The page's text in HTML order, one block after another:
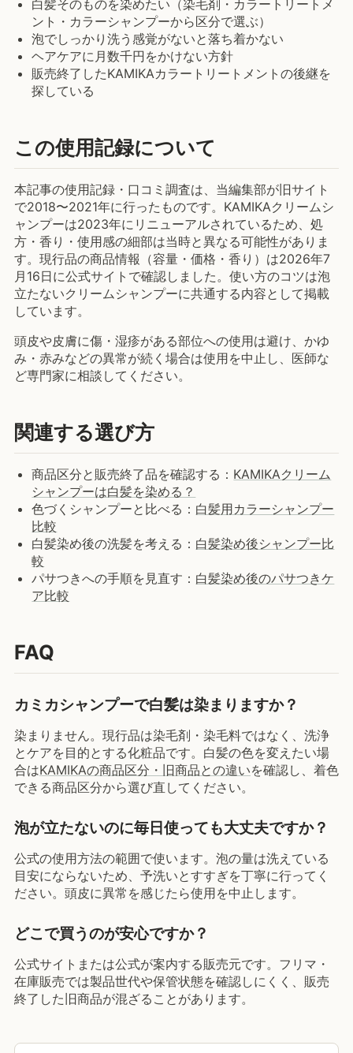
白髪そのものを染めたい（染毛剤・カラートリートメ
ント・カラーシャンプーから区分で選ぶ）
泡でしっかり洗う感覚がないと落ち着かない
ヘアケアに月数千円をかけない方針
販売終了したKAMIKAカラートリートメントの後継を
探している
この使用記録について
本記事の使用記録・口コミ調査は、当編集部が旧サイト
で2018〜2021年に行ったものです。KAMIKAクリームシ
ャンプーは2023年にリニューアルされているため、処
方・香り・使用感の細部は当時と異なる可能性がありま
す。現行品の商品情報（容量・価格・香り）は2026年7
月16日に公式サイトで確認しました。使い方のコツは泡
立たないクリームシャンプーに共通する内容として掲載
しています。
頭皮や皮膚に傷・湿疹がある部位への使用は避け、かゆ
み・赤みなどの異常が続く場合は使用を中止し、医師な
ど専門家に相談してください。
関連する選び方
商品区分と販売終了品を確認する： KAMIKAクリーム
シャンプーは白髪を染める？
色づくシャンプーと比べる： 白髪用カラーシャンプー
比較
白髪染め後の洗髪を考える： 白髪染め後シャンプー比
較
パサつきへの手順を見直す： 白髪染め後のパサつきケ
ア比較
FAQ
カミカシャンプーで白髪は染まりますか？
染まりません。現行品は染毛剤・染毛料ではなく、洗浄
とケアを目的とする化粧品です。白髪の色を変えたい場
合はKAMIKAの商品区分・旧商品との違いを確認し、着色
できる商品区分から選び直してください。
泡が立たないのに毎日使っても大丈夫ですか？
公式の使用方法の範囲で使います。泡の量は洗えている
目安にならないため、予洗いとすすぎを丁寧に行ってく
ださい。頭皮に異常を感じたら使用を中止します。
どこで買うのが安心ですか？
公式サイトまたは公式が案内する販売元です。フリマ・
在庫販売では製品世代や保管状態を確認しにくく、販売
終了した旧商品が混ざることがあります。